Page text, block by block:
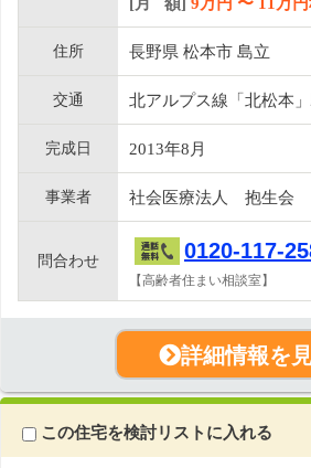
住所 長野県 松本市 島立
交通 北アルプス線「北松本
完成日 2013年8月
事業者 社会医療法人 抱生会
問合わせ 0120-117-
【高齢者住まい相談室】
詳細情報を
この住宅を検討リストに入れる